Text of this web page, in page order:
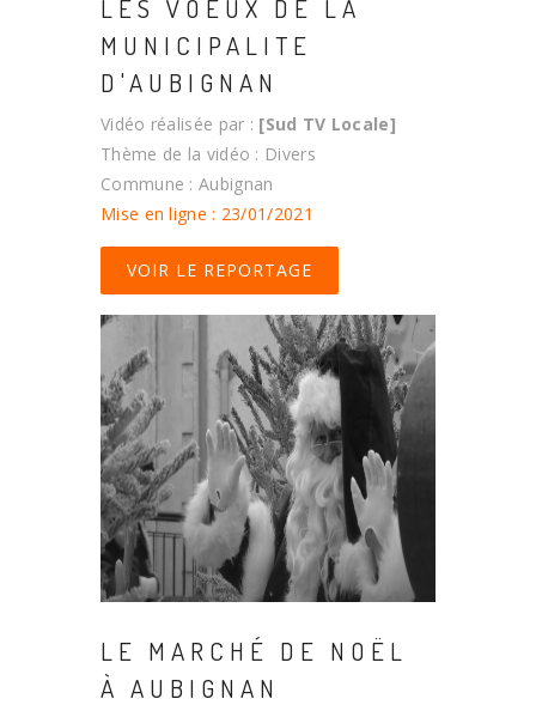
LES VOEUX DE LA
MUNICIPALITE
D'AUBIGNAN
Vidéo réalisée par : [Sud TV Locale]
Thème de la vidéo : Divers
Commune : Aubignan
Mise en ligne : 23/01/2021
VOIR LE REPORTAGE
LE MARCHÉ DE NOËL
À AUBIGNAN